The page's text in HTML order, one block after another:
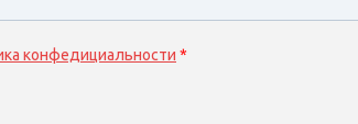
конфедициальности *